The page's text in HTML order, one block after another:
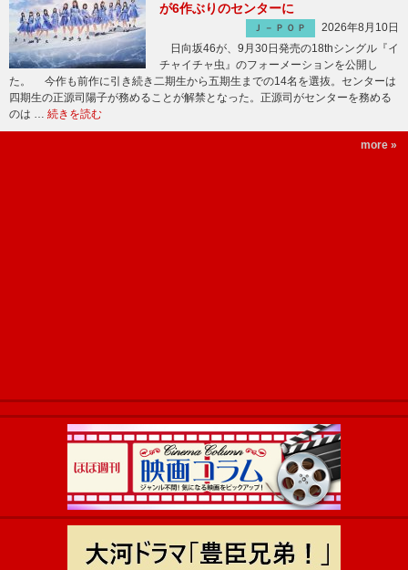
が6作ぶりのセンターに
Ｊ－ＰＯＰ
2026年8月10日
日向坂46が、9月30日発売の18thシングル『イ
チャイチャ虫』のフォーメーションを公開し
た。 今作も前作に引き続き二期生から五期生までの14名を選抜。センターは
四期生の正源司陽子が務めることが解禁となった。正源司がセンターを務める
のは … 続きを読む
more »